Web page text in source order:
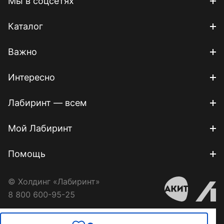
Каталог
Важно
Интересно
Лабиринт — всем
Мой Лабиринт
Помощь
© Холдинг «Лабиринт»
8 800 600-95-25